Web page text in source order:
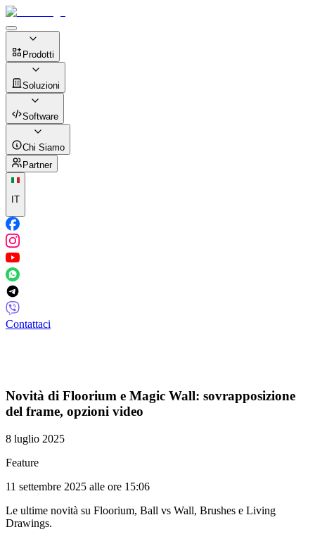
Prodotti
Soluzioni
Software
Chi Siamo
Partner
IT
Contattaci
Novità di Floorium e Magic Wall: sovrapposizione
del frame, opzioni video
8 luglio 2025
Feature
11 settembre 2025 alle ore 15:06
Le ultime novità su Floorium, Ball vs Wall, Brushes e Living
Drawings.